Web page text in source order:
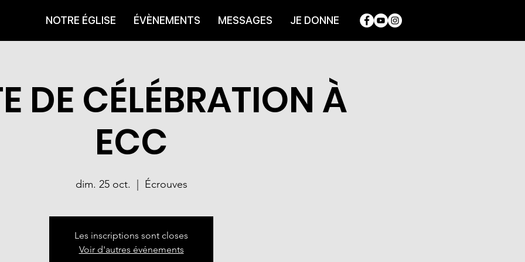
NOTRE ÉGLISE ÉVÈNEMENTS MESSAGES JE DONNE
DE CÉLÉBRATION À
ECC
dim. 25 oct. Écrouves
Les inscriptions sont closes
Voir d'autres événements